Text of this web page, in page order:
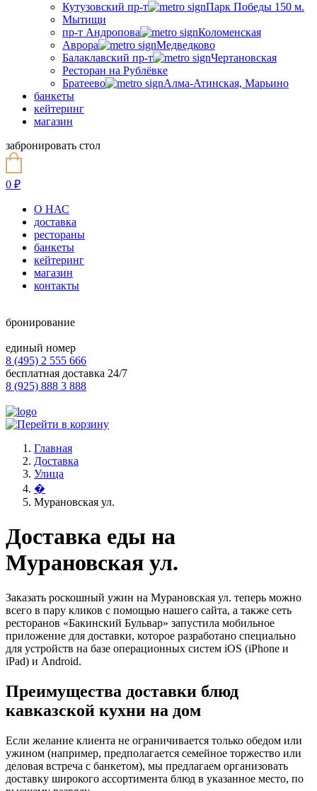
Кутузовский пр-т
Парк Победы 150 м.
Мытищи
пр-т Андропова
Коломенская
Аврора
Медведково
Балаклавский пр-т
Чертановская
Ресторан на Рублёвке
Братеево
Алма-Атинская, Марьино
банкеты
кейтеринг
магазин
забронировать стол
0 ₽
О НАС
доставка
рестораны
банкеты
кейтеринг
магазин
контакты
бронирование
единый номер
8 (495) 2 555 666
бесплатная доставка 24/7
8 (925) 888 3 888
Главная
Доставка
Улица
�
Мурановская ул.
Доставка еды на
Мурановская ул.
Заказать роскошный ужин на Мурановская ул. теперь можно
всего в пару кликов с помощью нашего сайта, а также сеть
ресторанов «Бакинский Бульвар» запустила мобильное
приложение для доставки, которое разработано специально
для устройств на базе операционных систем iOS (iPhone и
iPad) и Android.
Преимущества доставки блюд
кавказской кухни на дом
Если желание клиента не ограничивается только обедом или
ужином (например, предполагается семейное торжество или
деловая встреча с банкетом), мы предлагаем организовать
доставку широкого ассортимента блюд в указанное место, по